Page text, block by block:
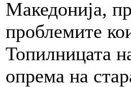
Македонија,
проблемите
Топилницата
опрема на